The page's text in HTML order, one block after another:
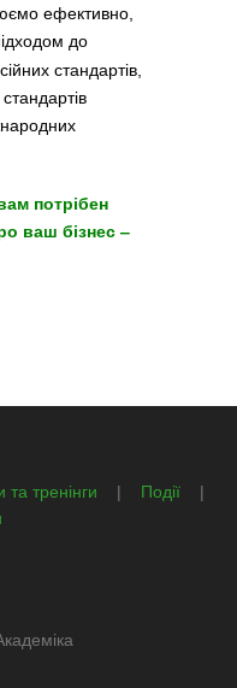
ефективно,
до
стандартів,
потрібен
ваш бізнес ‒
тренінги | Події
|